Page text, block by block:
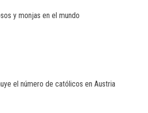
y monjas en el mundo
el número de católicos en Austria